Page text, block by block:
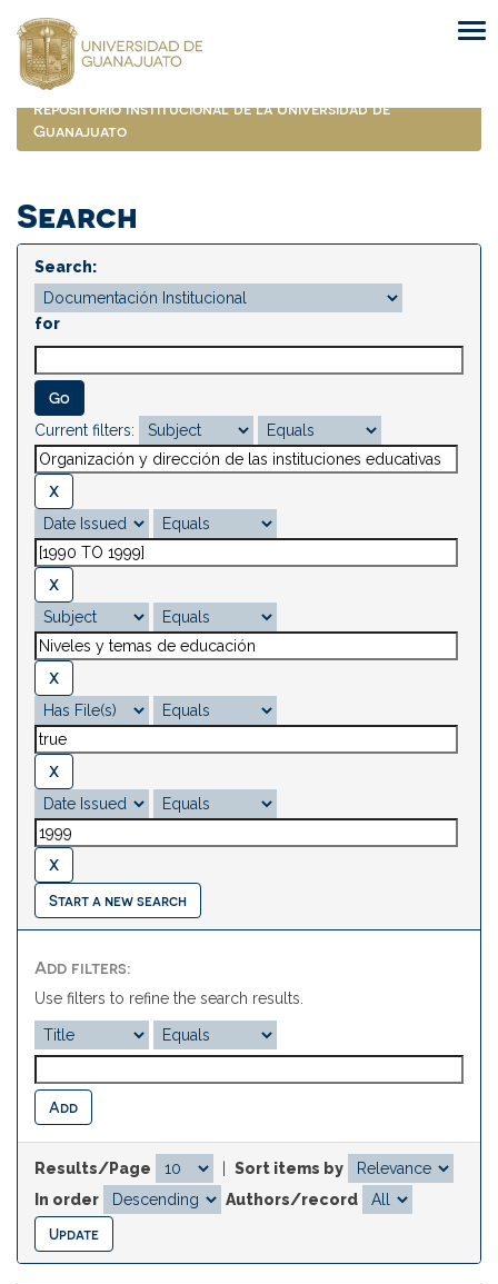
navigation
Repositorio Institucional de la Universidad de
Guanajuato
Search
Search:
for
Current filters:
Start a new search
Add filters:
Use filters to refine the search results.
Results/Page
Sort items by
In order
Authors/record